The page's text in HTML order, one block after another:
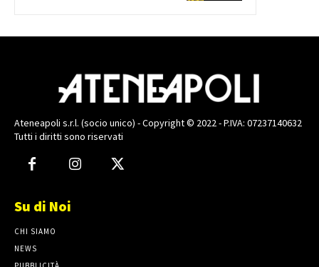
Ateneapoli s.r.l. (socio unico) - Copyright © 2022 - P.IVA: 07237140632
Tutti i diritti sono riservati
Su di Noi
CHI SIAMO
NEWS